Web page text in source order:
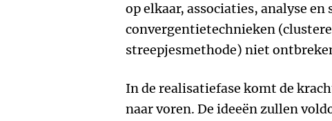
op elkaar, associaties, analyse
convergentietechnieken
streepjesmethode) niet
In de realisatiefase komt de
naar voren. De ideeën zullen